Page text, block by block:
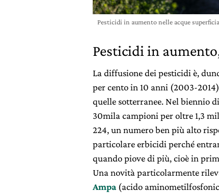
Pesticidi in aumento nelle acque
Pesticidi in
La diffusione dei pesticidi è,
per cento in 10 anni (2003-
quelle sotterranee. Nel biennio
30mila campioni per oltre 1,3
224, un numero ben più alto
particolare erbicidi perché
quando piove di più, cioè in
Una novità particolarmente
Ampa (acido